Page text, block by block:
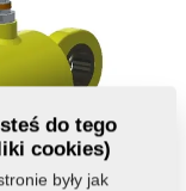
do tego
cookies)
były jak